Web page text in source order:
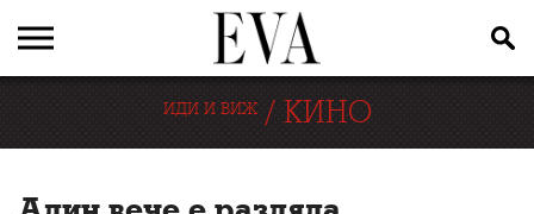
ИДИ И ВИЖ/ КИНО